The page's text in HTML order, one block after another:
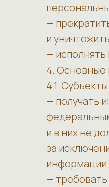
—
и
—
4. Основные
4.1.
— получать
и в них не
за
информации
— требовать